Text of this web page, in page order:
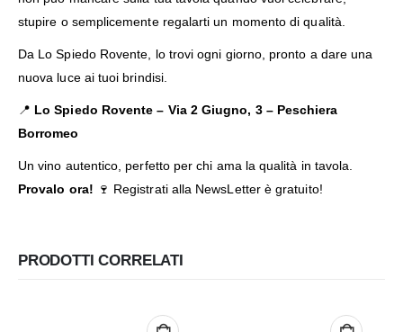
stupire o semplicemente regalarti un momento di qualità.
Da Lo Spiedo Rovente, lo trovi ogni giorno, pronto a dare una
nuova luce ai tuoi brindisi.
📍 Lo Spiedo Rovente – Via 2 Giugno, 3 – Peschiera
Borromeo
Un vino autentico, perfetto per chi ama la qualità in tavola.
Provalo ora! 🍷 Registrati alla NewsLetterè gratuito!
PRODOTTI CORRELATI